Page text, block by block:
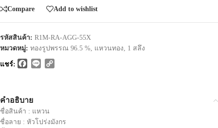
Compare Add to wishlist
รหัสสินค้า: R1M-RA-AGG-55X
หมวดหมู่: ทองรูปพรรณ 96.5 %, แหวนทอง, 1 สลึง
แชร์: Facebook
Line
คำอธิบาย
ชื่อสินค้า : แหวน
ชื่อลาย : หัวโปร่งมังกร